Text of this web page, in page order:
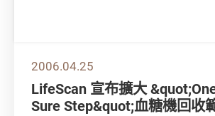
2006.04.25
LifeScan 宣布擴大
Sure Step&quot;血糖機回收